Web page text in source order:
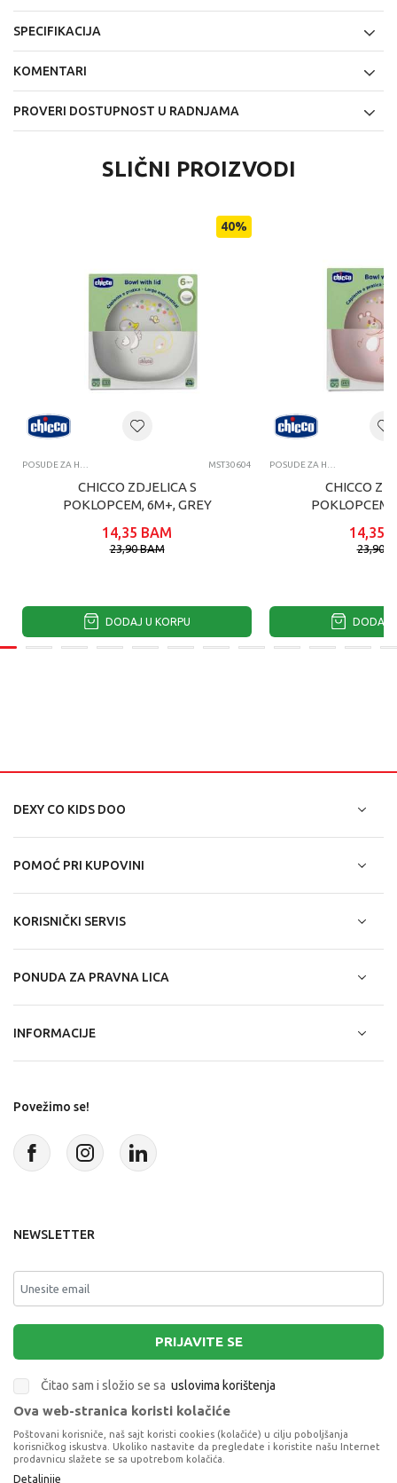
SPECIFIKACIJA
KOMENTARI
PROVERI DOSTUPNOST U RADNJAMA
SLIČNI PROIZVODI
40%
POSUDE ZA HRANJENJE MST30604
CHICCO ZDJELICA S
POKLOPCEM, 6M+, GREY
14,35 BAM
23,90BAM
DODAJ U KORPU
POSUDE ZA HRANJENJE
CHICCO
14,35
23,90
DODAJ
DEXY CO KIDS DOO
POMOĆ PRI KUPOVINI
KORISNIČKI SERVIS
PONUDA ZA PRAVNA LICA
INFORMACIJE
Povežimo se!
NEWSLETTER
PRIJAVITE SE
Čitao sam i složio se sa uslovima korištenja
Terms of Service
apply.
Ova web-stranica koristi kolačiće
Poštovani korisniče, naš sajt koristi cookies (kolačiće) u cilju poboljšanja
korisničkog iskustva. Ukoliko nastavite da pregledate i koristite našu Internet
prodavnicu slažete se sa upotrebom kolačića.
Detaljnije